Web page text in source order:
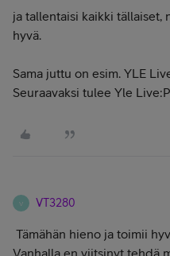
ja tallentaisi kaikki tällaiset,
hyvä.
Sama juttu on esim. YLE
Seuraavaksi tulee Yle
V VT3280
Tämähän hieno ja toimii
Vanhalla en viitsinyt tehdä